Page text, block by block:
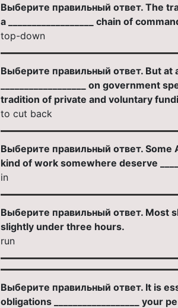
Выберите правильный ответ. The
a __________________ chain of
top-down
Выберите правильный ответ. But
__________________ on
tradition of private and voluntary
to cut back
Выберите правильный ответ.
kind of work somewhere deserve
in
Выберите правильный ответ. Most
slightly under three hours.
run
Выберите правильный ответ. It is
obligations __________________ your